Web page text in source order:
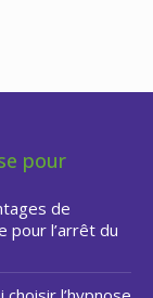
pour
de
pour l’arrêt du